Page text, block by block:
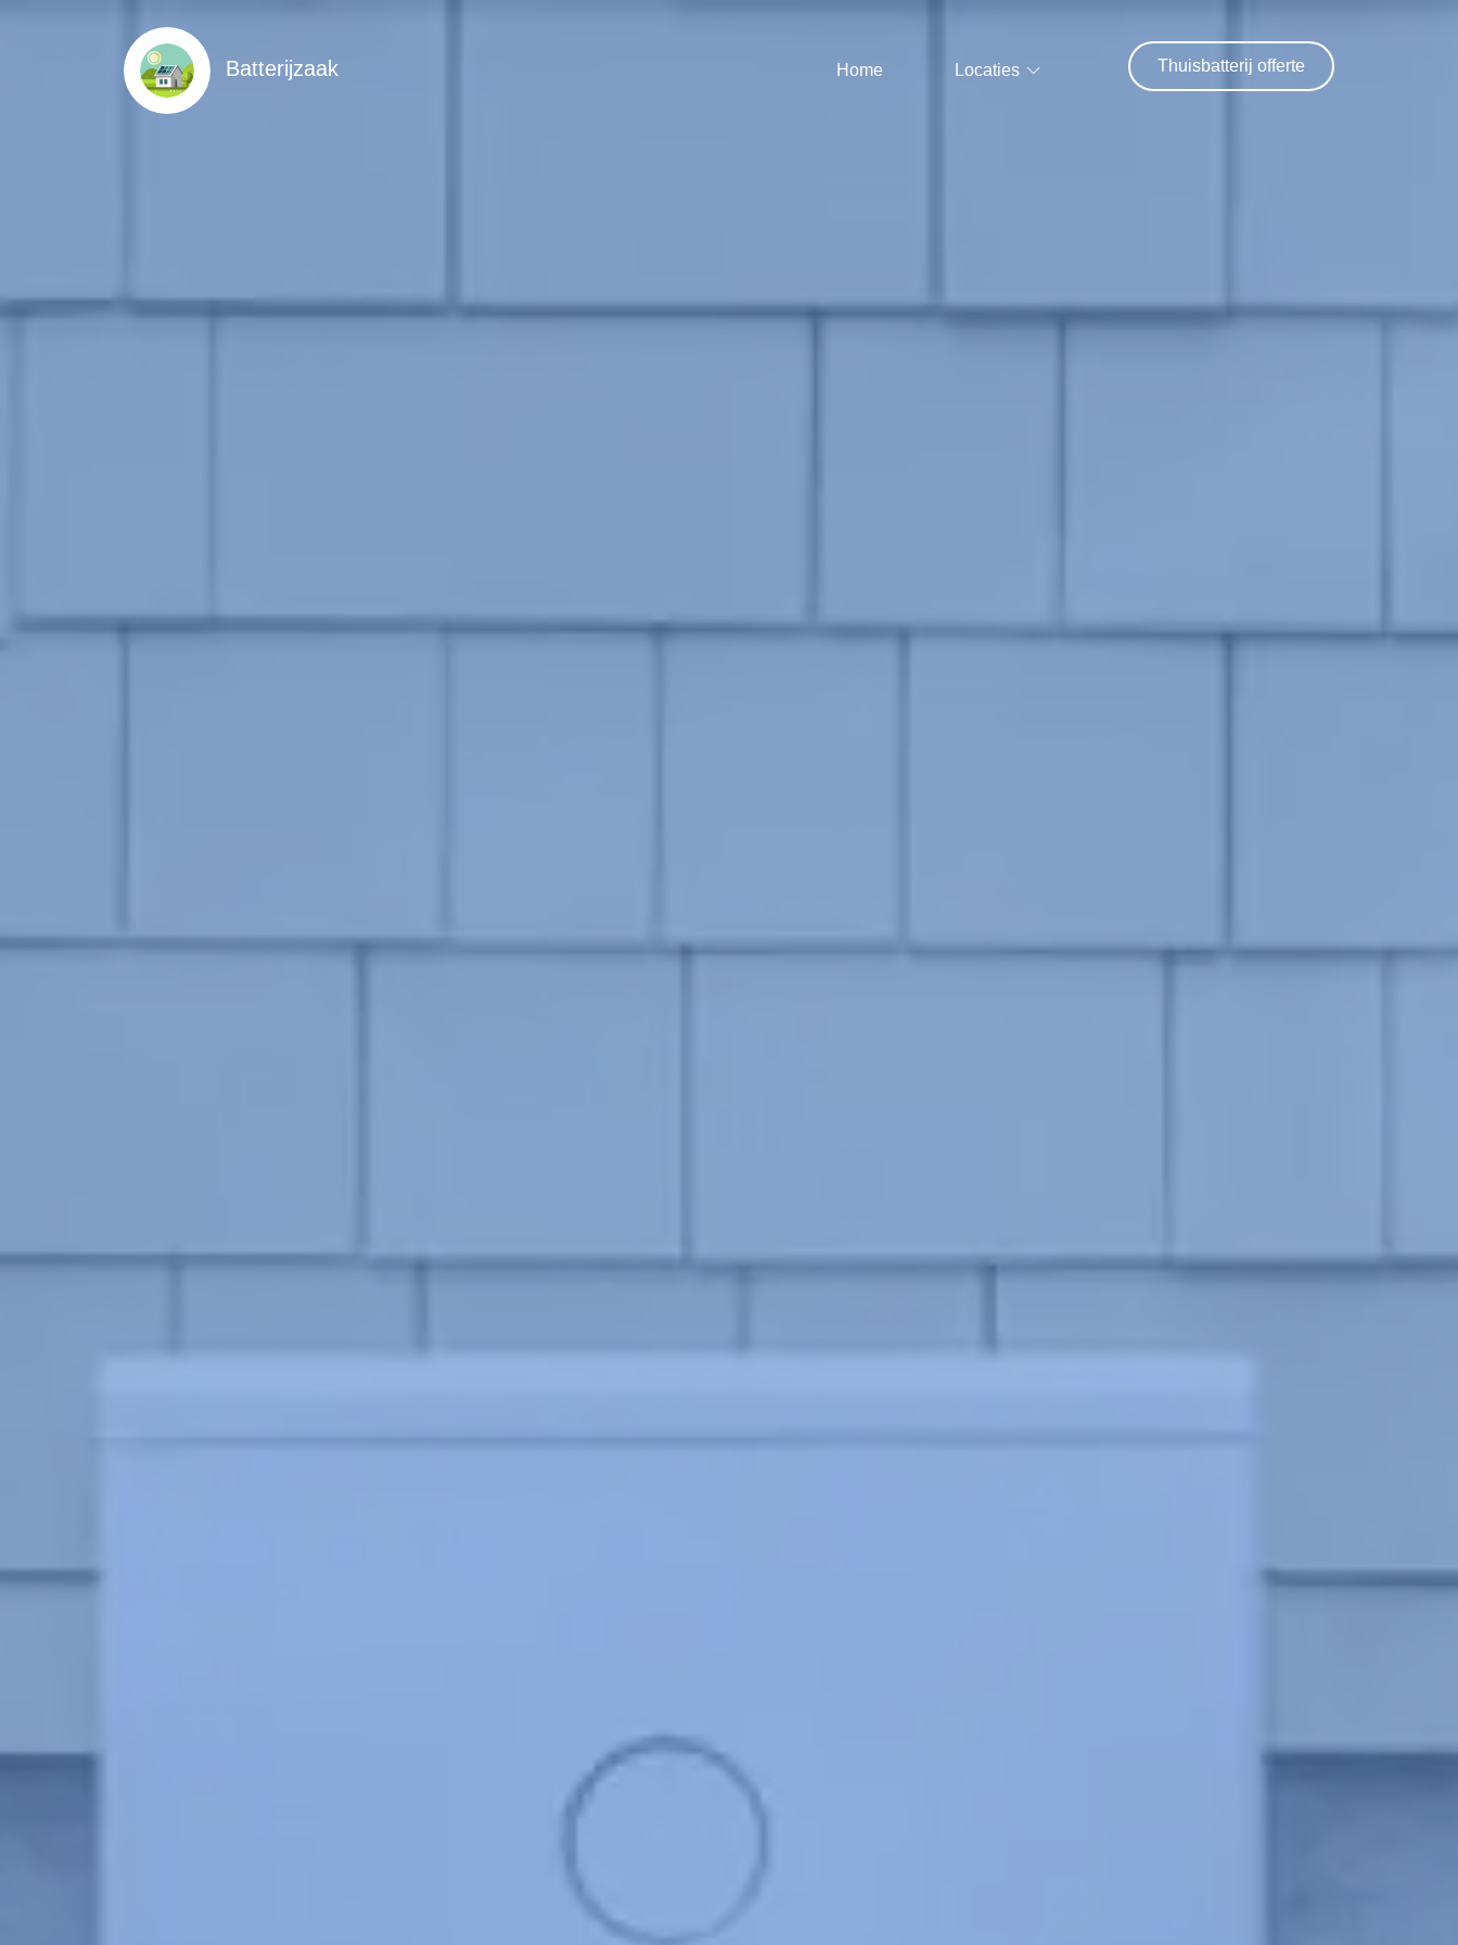
Batterijzaak Home Locaties Thuisbatterij offerte